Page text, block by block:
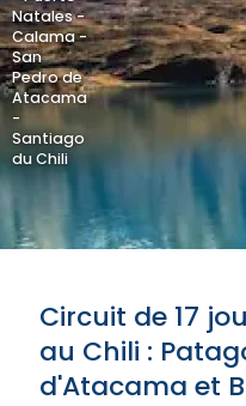
Natales -
Calama -
San
Pedro de
Atacama
-
Santiago
du Chili
Circuit de 17
au Chili :
d'Atacama et